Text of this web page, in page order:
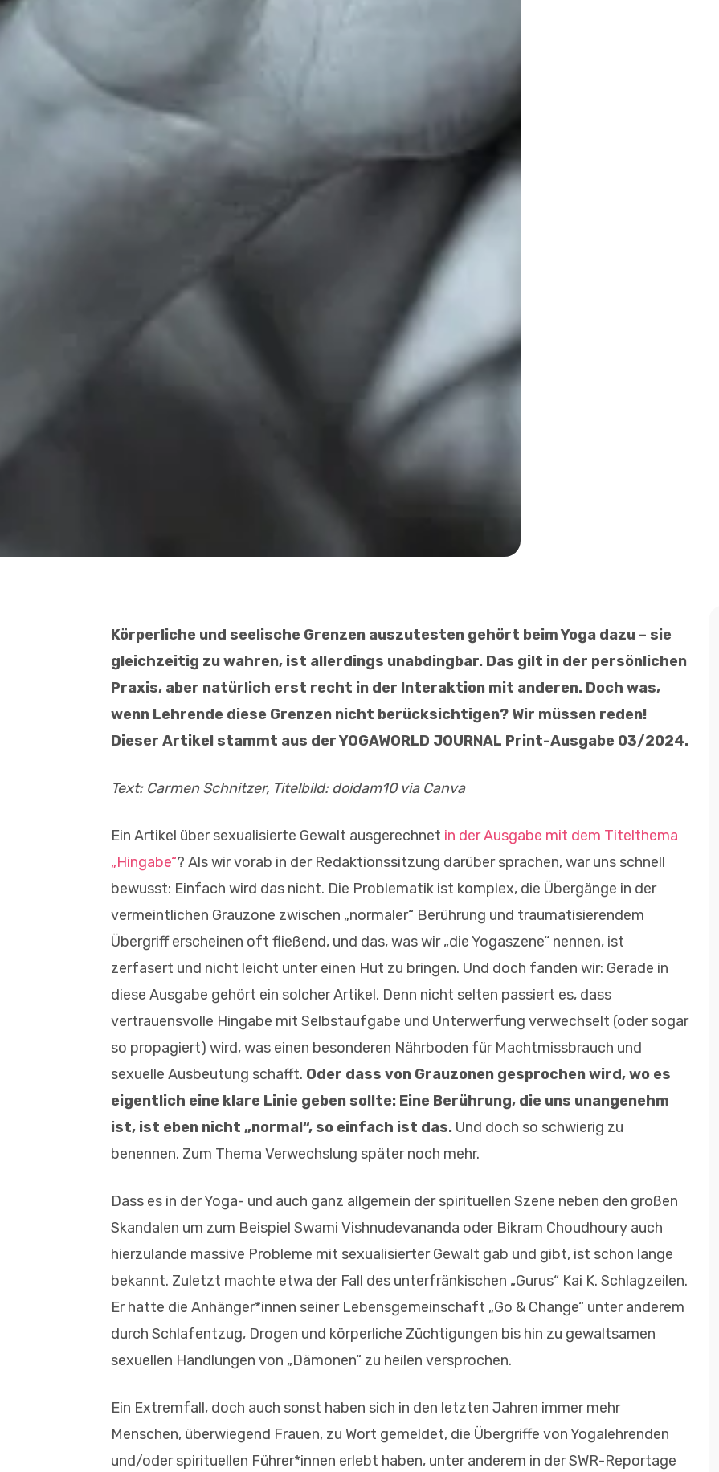
Körperliche und seelische Grenzen auszutesten gehört beim Yoga dazu – sie
gleichzeitig zu wahren, ist allerdings unabdingbar. Das gilt in der persönlichen
Praxis, aber natürlich erst recht in der Interaktion mit anderen. Doch was,
wenn Lehrende diese Grenzen nicht berücksichtigen? Wir müssen reden!
Dieser Artikel stammt aus der YOGAWORLD JOURNAL Print-Ausgabe 03/2024.
Text: Carmen Schnitzer, Titelbild: doidam10 via Canva
Ein Artikel über sexualisierte Gewalt ausgerechnet in der Ausgabe mit dem Titelthema
„Hingabe“? Als wir vorab in der Redaktionssitzung darüber sprachen, war uns schnell
bewusst: Einfach wird das nicht. Die Problematik ist komplex, die Übergänge in der
vermeintlichen Grauzone zwischen „normaler“ Berührung und traumatisierendem
Übergriff erscheinen oft fließend, und das, was wir „die Yogaszene“ nennen, ist
zerfasert und nicht leicht unter einen Hut zu bringen. Und doch fanden wir: Gerade in
diese Ausgabe gehört ein solcher Artikel. Denn nicht selten passiert es, dass
vertrauensvolle Hingabe mit Selbstaufgabe und Unterwerfung verwechselt (oder sogar
so propagiert) wird, was einen besonderen Nährboden für Machtmissbrauch und
sexuelle Ausbeutung schafft. Oder dass von Grauzonen gesprochen wird, wo es
eigentlich eine klare Linie geben sollte: Eine Berührung, die uns unangenehm
ist, ist eben nicht „normal“, so einfach ist das. Und doch so schwierig zu
benennen. Zum Thema Verwechslung später noch mehr.
Dass es in der Yoga- und auch ganz allgemein der spirituellen Szene neben den großen
Skandalen um zum Beispiel Swami Vishnudevananda oder Bikram Choudhoury auch
hierzulande massive Probleme mit sexualisierter Gewalt gab und gibt, ist schon lange
bekannt. Zuletzt machte etwa der Fall des unterfränkischen „Gurus“ Kai K. Schlagzeilen.
Er hatte die Anhänger*innen seiner Lebensgemeinschaft „Go & Change“ unter anderem
durch Schlafentzug, Drogen und körperliche Züchtigungen bis hin zu gewaltsamen
sexuellen Handlungen von „Dämonen“ zu heilen versprochen.
Ein Extremfall, doch auch sonst haben sich in den letzten Jahren immer mehr
Menschen, überwiegend Frauen, zu Wort gemeldet, die Übergriffe von Yogalehrenden
und/oder spirituellen Führer*innen erlebt haben, unter anderem in der SWR-Reportage